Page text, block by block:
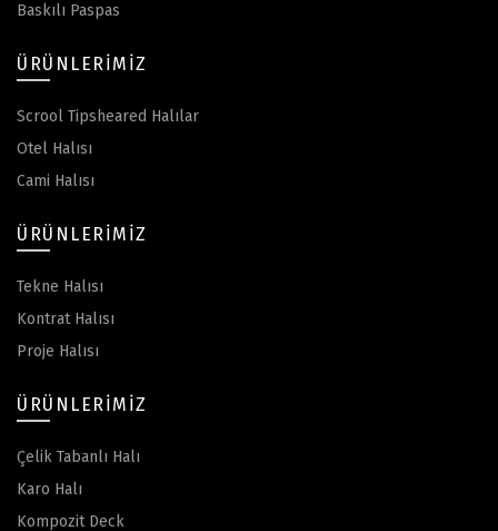
Baskılı Paspas
ÜRÜNLERIMIZ
Scrool Tipsheared Halılar
Otel Halısı
Cami Halısı
ÜRÜNLERIMIZ
Tekne Halısı
Kontrat Halısı
Proje Halısı
ÜRÜNLERIMIZ
Çelik Tabanlı Halı
Karo Halı
Kompozit Deck